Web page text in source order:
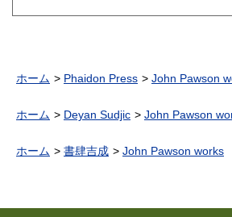
ホーム Phaidon Press John Pawson
ホーム Deyan Sudjic John Pawson
ホーム 書肆吉成 John Pawson works